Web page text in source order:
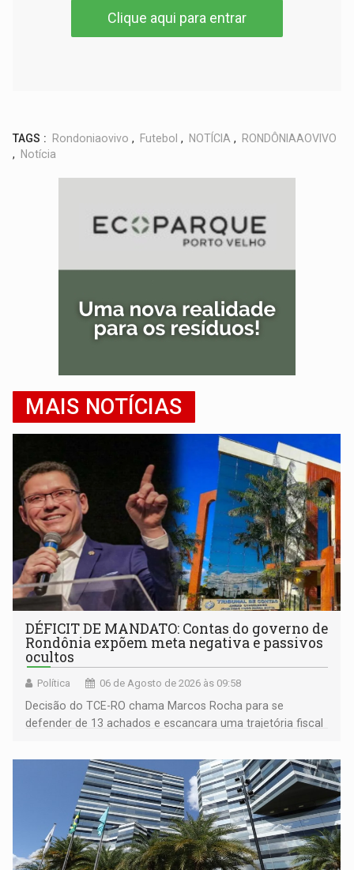
Clique aqui para entrar
TAGS : Rondoniaovivo , Futebol , NOTÍCIA ,
RONDÔNIAAOVIVO
,
Notícia
MAIS NOTÍCIAS
DÉFICIT DE MANDATO: Contas do governo de
Rondônia expõem meta negativa e passivos
ocultos
Política 06 de Agosto de 2026 às 09:58
Decisão do TCE-RO chama Marcos Rocha para se
defender de 13 achados e escancara uma trajetória fiscal
mandato